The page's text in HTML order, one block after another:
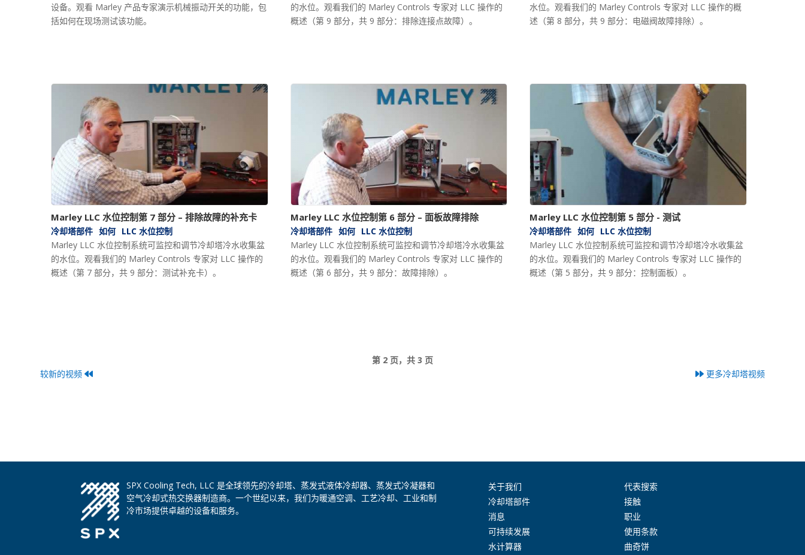
设备。观看 Marley 产品专家演示机械振动开关的功能，包
括如何在现场测试该功能。
的水位。观看我们的 Marley Controls 专家对 LLC 操作的
概述（第 9 部分，共 9 部分：排除连接点故障）。
水位。观看我们的 Marley Controls 专家对 LLC 操作的概
述（第 8 部分，共 9 部分：电磁阀故障排除）。
Marley LLC 水位控制第 7 部分 – 排除故障的补充卡
冷却塔部件 如何 LLC 水位控制
Marley LLC 水位控制系统可监控和调节冷却塔冷水收集盆
的水位。观看我们的 Marley Controls 专家对 LLC 操作的
概述（第 7 部分，共 9 部分：测试补充卡）。
Marley LLC 水位控制第 6 部分 – 面板故障排除
冷却塔部件 如何
LLC 水位控制
Marley LLC 水位控制系统可监控和调节冷却塔冷水收集盆
的水位。观看我们的 Marley Controls 专家对 LLC 操作的
概述（第 6 部分，共 9 部分：故障排除）。
Marley LLC 水位控制第 5 部分 - 测试
冷却塔部件 如何 LLC 水位控制
Marley LLC 水位控制系统可监控和调节冷却塔冷水收集盆
的水位。观看我们的 Marley Controls 专家对 LLC 操作的
概述（第 5 部分，共 9 部分：控制面板）。
第 2 页，共 3 页
更多冷却塔视频
较新的视频
SPX Cooling Tech, LLC 是全球领先的冷却塔、蒸发式液体冷却器、蒸发式冷凝器和
空气冷却式热交换器制造商。一个世纪以来，我们为暖通空调、工艺冷却、工业和制
冷市场提供卓越的设备和服务。
关于我们
冷却塔部件
消息
可持续发展
水计算器
代表搜索
接触
职业
使用条款
曲奇饼